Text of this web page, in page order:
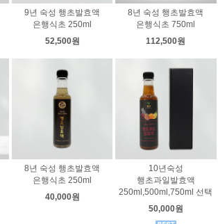
9년 숙성 행초발효액
은행식초 250ml
52,500원
8년 숙성 행초발효액
은행식초 750ml
112,500원
8년 숙성 행초발효액
은행식초 250ml
40,000원
10년숙성
행초과일발효액
250ml,500ml,750ml 선택
50,000원